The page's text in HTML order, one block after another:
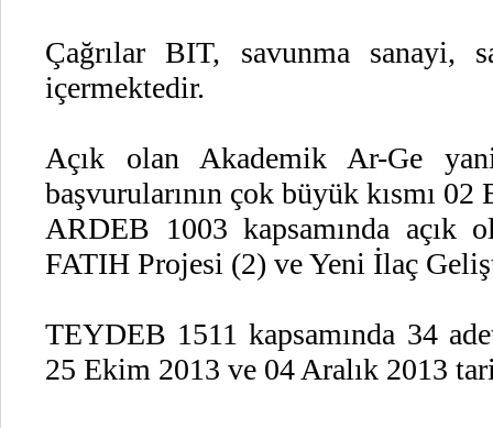
Çağrılar BIT, savunma sanayi,
içermektedir.
Açık olan Akademik Ar-Ge
başvurularının çok büyük kısmı
ARDEB 1003 kapsamında açık
FATIH Projesi (2) ve Yeni İlaç
TEYDEB 1511 kapsamında 34
25 Ekim 2013 ve 04 Aralık 2013